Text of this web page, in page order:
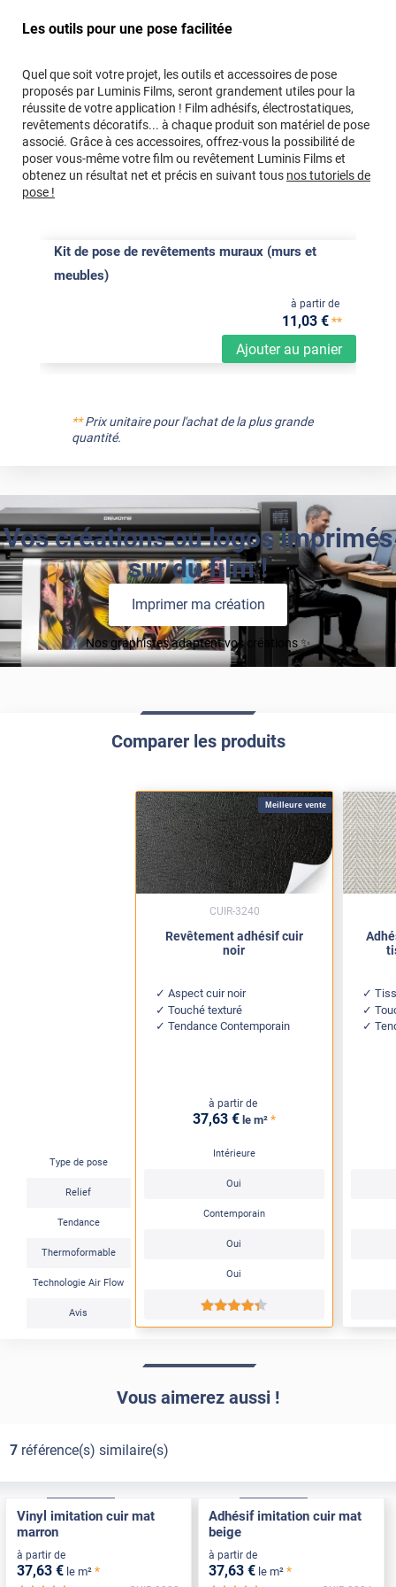
Les outils pour une pose facilitée
Quel que soit votre projet, les outils et accessoires de pose
proposés par Luminis Films, seront grandement utiles pour la
réussite de votre application ! Film adhésifs, électrostatiques,
revêtements décoratifs... à chaque produit son matériel de pose
associé. Grâce à ces accessoires, offrez-vous la possibilité de
poser vous-même votre film ou revêtement Luminis Films et
obtenez un résultat net et précis en suivant tous nos tutoriels de
pose !
Kit de pose de revêtements muraux (murs et
meubles)
Ajouter au panier
à partir de
11,03 €**
**Prix unitaire pour l'achat de la plus grande
quantité.
Vos créations ou logos imprimés
sur du film !
Imprimer ma création
Nos graphistes adaptent vos créations ✨
Comparer les produits
Type de pose
Relief
Tendance
Thermoformable
Technologie Air Flow
Avis
Meilleure vente
Revêtement adhésif cuir
noir
Aspect cuir noir
Touché texturé
Tendance Contemporain
à partir de
37,63 € le m² *
Intérieure
Oui
Contemporain
Oui
Oui
*****
CUIR-3240
Vous aimerez aussi !
7référence(s) similaire(s)
Vinyl imitation cuir mat
marron
à partir de
37,63 € le m² *
Adhésif imitation cuir mat
beige
à partir de
37,63 € le m² *